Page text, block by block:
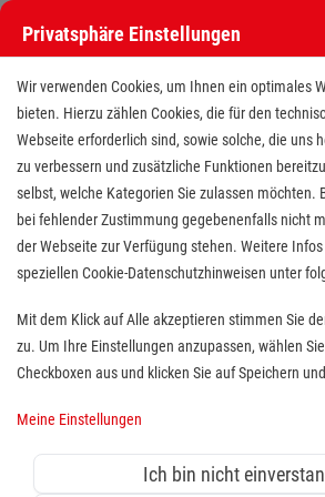
Pädagogische
für den
Alfter in Teilzeit
Standort(e):Alfter
Der Malteser Schulbegleitdienst
Privatsphäre Einstellungen
Wir verwenden Cookies, um Ihnen ein optimales
bieten. Hierzu zählen Cookies, die für den
Webseite erforderlich sind, sowie solche, die uns
zu verbessern und zusätzliche Funktionen
selbst, welche Kategorien Sie zulassen möchten.
bei fehlender Zustimmung gegebenenfalls nicht
der Webseite zur Verfügung stehen. Weitere
speziellen Cookie-Datenschutzhinweisen unter
Mit dem Klick auf Alle akzeptieren stimmen Sie
zu. Um Ihre Einstellungen anzupassen, wählen
Checkboxen aus und klicken Sie auf Speichern
Meine Einstellungen
Ich bin nicht